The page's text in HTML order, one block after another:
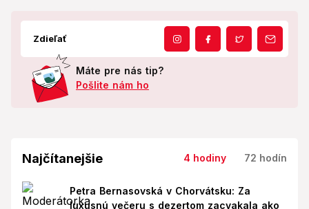
Zdieľať
Máte pre nás tip?
Pošlite nám ho
Najčítanejšie 4 hodiny 72 hodín
Petra Bernasovská v Chorvátsku: Za
luxusnú večeru s dezertom zacvakala ako